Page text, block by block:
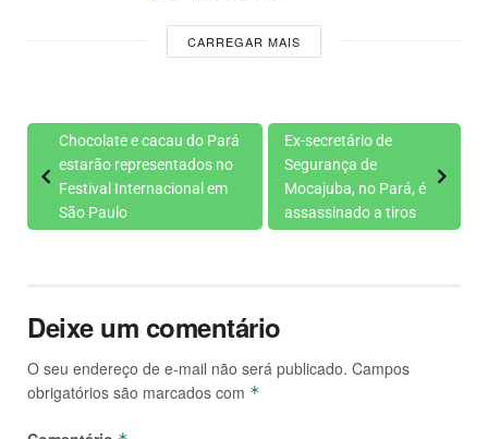
CARREGAR MAIS
Chocolate e cacau do Pará
estarão representados no
Festival Internacional em
São Paulo
Ex-secretário de
Segurança de
Mocajuba, no Pará, é
assassinado a tiros
Deixe um comentário
O seu endereço de e-mail não será publicado. Campos
obrigatórios são marcados com *